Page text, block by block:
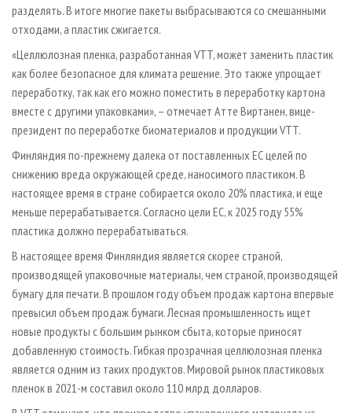
разделять. В итоге многие пакеты выбрасываются со смешанными
отходами, а пластик сжигается.
«Целлюлозная пленка, разработанная VTT, может заменить пластик
как более безопасное для климата решение. Это также упрощает
переработку, так как его можно поместить в переработку картона
вместе с другими упаковками», – отмечает Атте Виртанен, вице-
президент по переработке биоматериалов и продукции VTT.
Финляндия по-прежнему далека от поставленных ЕС целей по
снижению вреда окружающей среде, наносимого пластиком. В
настоящее время в стране собирается около 20% пластика, и еще
меньше перерабатывается. Согласно цели ЕС, к 2025 году 55%
пластика должно перерабатываться.
В настоящее время Финляндия является скорее страной,
производящей упаковочные материалы, чем страной, производящей
бумагу для печати. В прошлом году объем продаж картона впервые
превысил объем продаж бумаги. Лесная промышленность ищет
новые продукты с большим рынком сбыта, которые приносят
добавленную стоимость. Гибкая прозрачная целлюлозная пленка
является одним из таких продуктов. Мировой рынок пластиковых
пленок в 2021-м составил около 110 млрд долларов.